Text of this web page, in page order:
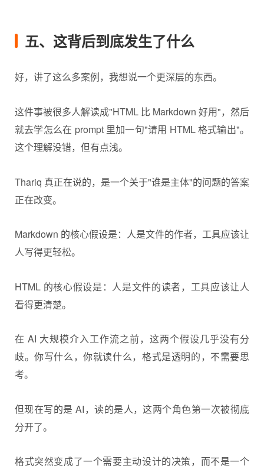
五、这背后到底发生了什么
好，讲了这么多案例，我想说一个更深层的东西。
这件事被很多人解读成"HTML 比 Markdown 好用"，然后
就去学怎么在 prompt 里加一句"请用 HTML 格式输出"。
这个理解没错，但有点浅。
Thariq 真正在说的，是一个关于"谁是主体"的问题的答案
正在改变。
Markdown 的核心假设是：人是文件的作者，工具应该让
人写得更轻松。
HTML 的核心假设是：人是文件的读者，工具应该让人
看得更清楚。
在 AI 大规模介入工作流之前，这两个假设几乎没有分
歧。你写什么，你就读什么，格式是透明的，不需要思
考。
但现在写的是 AI，读的是人，这两个角色第一次被彻底
分开了。
格式突然变成了一个需要主动设计的决策，而不是一个